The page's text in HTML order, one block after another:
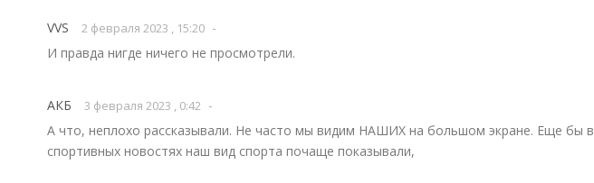
VVS 2 февраля 2023 , 15:20 -
И правда нигде ничего не просмотрели.
АКБ 3 февраля 2023 , 0:42 -
А что, неплохо рассказывали. Не часто мы видим НАШИХ на большом экране. Еще бы в
спортивных новостях наш вид спорта почаще показывали,